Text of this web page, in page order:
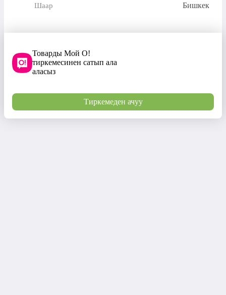
Шаар Бишкек
Товарды Мой О!
тиркемесинен сатып ала
аласыз
Тиркемеден ачуу